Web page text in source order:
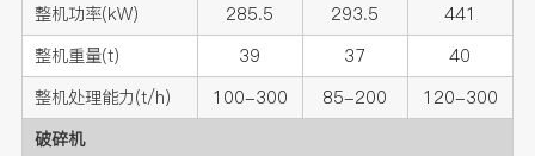
整机功率(kW)
285.5 293.5
441
整机重量(t)
39 37
40
整机处理能力(t/h)
100-300 85-200
120-300
破碎机